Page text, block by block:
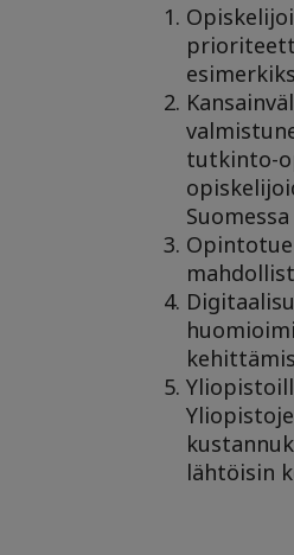
tutkinto-
lähtöisin